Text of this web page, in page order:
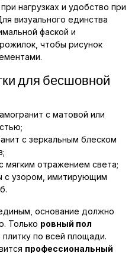
нагрузках и удобство при
визуального единства
фаской и
чтобы рисунок
для бесшовной
с матовой или
с зеркальным блеском
мягким отражением света;
с узором, имитирующим
основание должно
Только ровный пол
по всей площади.
профессиональный